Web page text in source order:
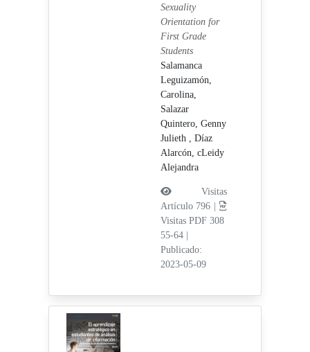
Sexuality
Orientation for
First Grade
Students
Salamanca
Leguizamón,
Carolina,
Salazar
Quintero, Genny
Julieth , Díaz
Alarcón, cLeidy
Alejandra
Visitas
Artículo 796 |
Visitas PDF 308
55-64
Publicado:
2023-05-09